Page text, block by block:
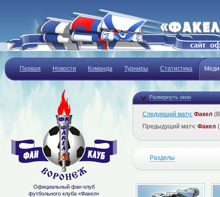
Первая Новости Команда Турниры Статистика
Развернуть окно
Следующий матч: Факел
Предыдущий матч: Факел
Разделы
Официальный фан-клуб
футбольного клуба «Факел»